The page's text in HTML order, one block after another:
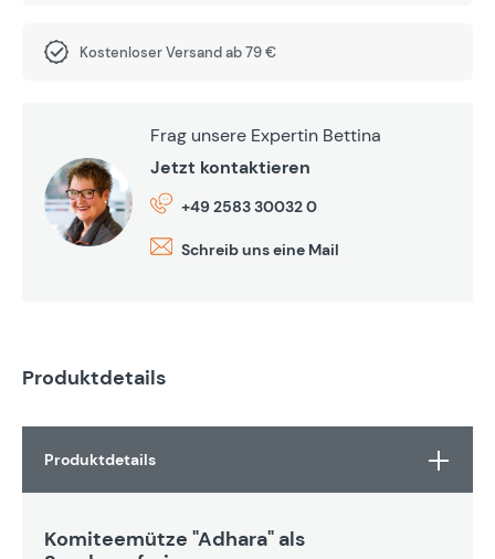
Kostenloser Versand ab 79 €
Frag unsere Expertin Bettina
Jetzt kontaktieren
+49 2583 30032 0
Schreib uns eine Mail
Produktdetails
Produktdetails
Komiteemütze "Adhara" als